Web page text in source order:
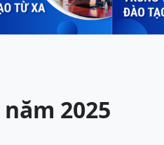
2025